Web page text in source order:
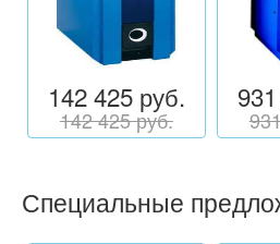
142 425 руб.
142 425 руб.
Специальные